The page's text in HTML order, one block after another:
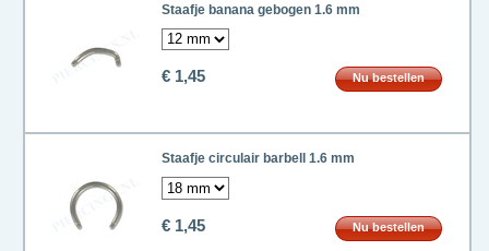
Staafje banana gebogen 1.6 mm
€ 1,45 Nu bestellen
Staafje circulair barbell 1.6 mm
€ 1,45 Nu bestellen